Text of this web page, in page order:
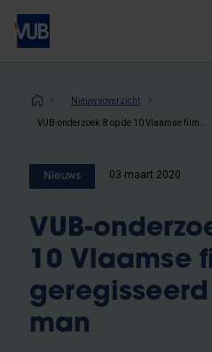
Overslaan
naar
inhoud
Nieuwsoverzicht
Nieuws 03 maart 2020
VUB-
10 Vlaamse
man